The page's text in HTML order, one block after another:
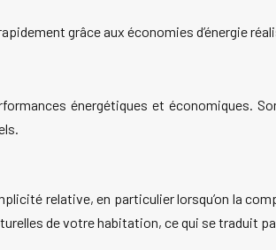
grâce aux économies d’énergie
énergétiques et économiques.
relative, en particulier lorsqu’on la
de votre habitation, ce qui se traduit